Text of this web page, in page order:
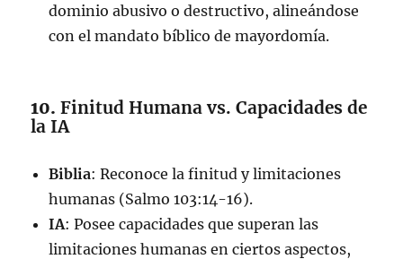
dominio abusivo o destructivo, alineándose
con el mandato bíblico de mayordomía.
10.Finitud Humana vs. Capacidades de
la IA
Biblia: Reconoce la finitud y limitaciones
humanas (Salmo 103:14-16).
IA: Posee capacidades que superan las
limitaciones humanas en ciertos aspectos,